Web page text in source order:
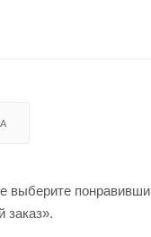
выберите
заказ».